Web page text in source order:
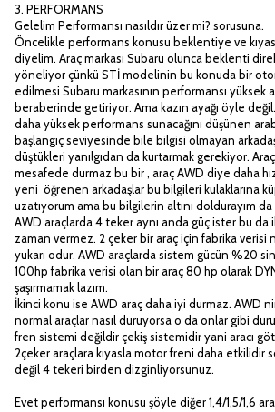
3. PERFORMANS
Gelelim Performansı nasıldır üzer mi? sorusuna.
Öncelikle performans konusu beklentiye ve
diyelim. Araç markası Subaru olunca beklenti
yöneliyor çünkü STİ modelinin bu konuda bir
edilmesi Subaru markasının performansı yüksek
beraberinde getiriyor. Ama kazın ayağı öyle
daha yüksek performans sunacağını düşünen
başlangıç seviyesinde bile bilgisi olmayan
düştükleri yanılgıdan da kurtarmak gerekiyor.
mesafede durmaz bu bir , araç AWD diye daha
yeni öğrenen arkadaşlar bu bilgileri kulaklarına
uzatıyorum ama bu bilgilerin altını doldurayım
AWD araçlarda 4 teker aynı anda güç ister bu da
zaman vermez. 2 çeker bir araç için fabrika verisi
yukarı odur. AWD araçlarda sistem gücün %20
100hp fabrika verisi olan bir araç 80 hp olarak
şaşırmamak lazım.
İkinci konu ise AWD araç daha iyi durmaz. AWD
normal araçlar nasıl duruyorsa o da onlar gibi
fren sistemi değildir çekiş sistemidir yani aracı
2çeker araçlara kıyasla motor freni daha etkilidir
değil 4 tekeri birden dizginliyorsunuz.
Evet performansı konusu şöyle diğer 1,4/1,5/1,6